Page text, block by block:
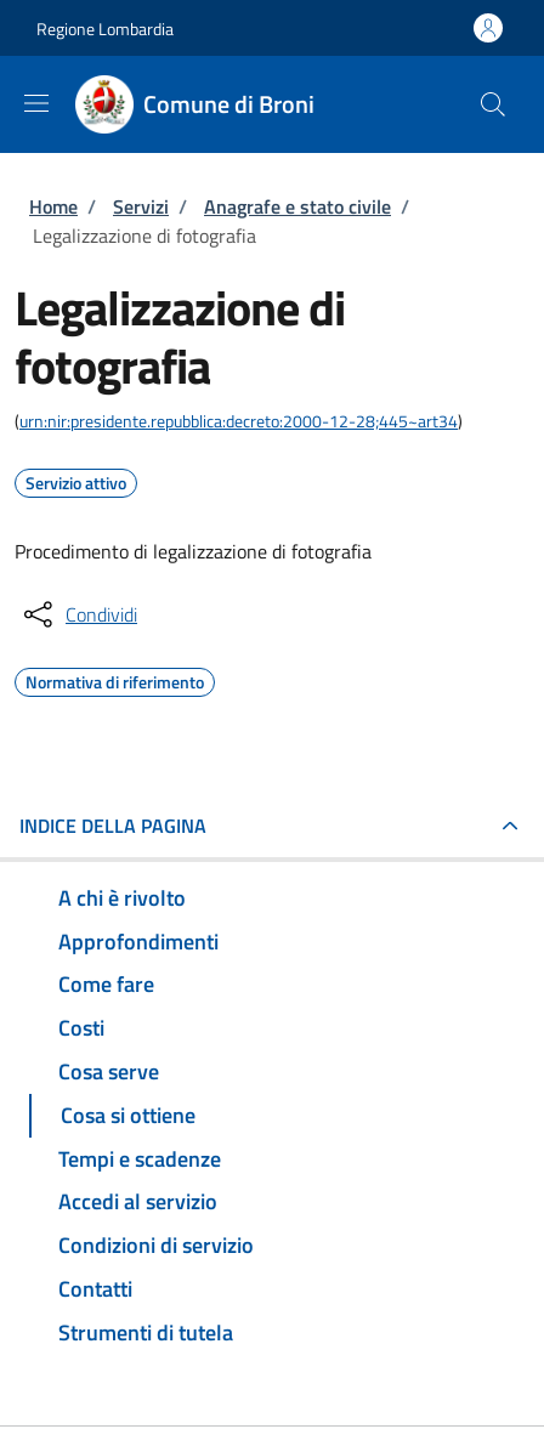
Regione Lombardia
Comune di Broni
Briciole di pane
Home / Servizi / Anagrafe e stato civile /
Legalizzazione di fotografia
Legalizzazione di
fotografia
(urn:nir:presidente.repubblica:decreto:2000-12-28;445~art34)
Servizio attivo
Procedimento di legalizzazione di fotografia
Condividi
Normativa di riferimento
INDICE DELLA PAGINA
A chi è rivolto
Approfondimenti
Come fare
Costi
Cosa serve
Cosa si ottiene
Tempi e scadenze
Accedi al servizio
Condizioni di servizio
Contatti
Strumenti di tutela